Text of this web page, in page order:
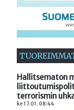
Hallitsematon
terrorismin
ke 17.01. 08:44